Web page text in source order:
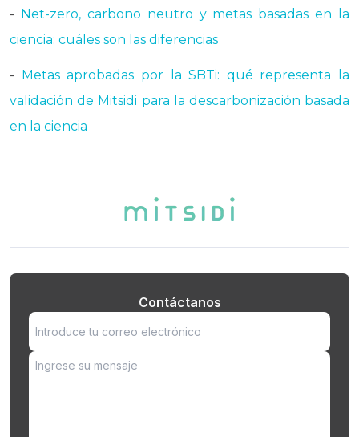
- Net-zero, carbono neutro y metas basadas en la
ciencia: cuáles son las diferencias
- Metas aprobadas por la SBTi: qué representa la
validación de Mitsidi para la descarbonización basada
en la ciencia
Contáctanos